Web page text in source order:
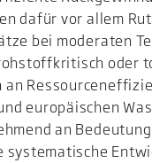
dafür vor allem
bei moderaten
oder
europäischen
an
systematische